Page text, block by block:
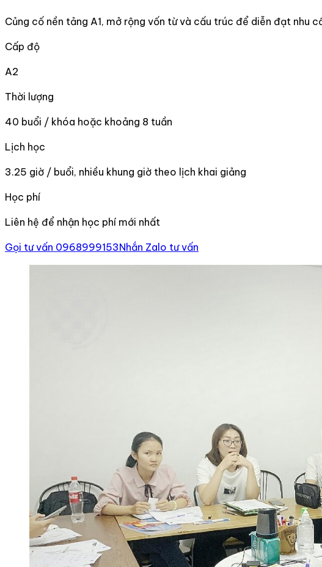
Củng cố nền tảng A1, mở rộng vốn từ và cấu trúc để diễn đạt nhu
Cấp độ
A2
Thời lượng
40 buổi / khóa hoặc khoảng 8 tuần
Lịch học
3.25 giờ / buổi, nhiều khung giờ theo lịch khai giảng
Học phí
Liên hệ để nhận học phí mới nhất
Gọi tư vấn 0968999153Nhắn Zalo tư vấn